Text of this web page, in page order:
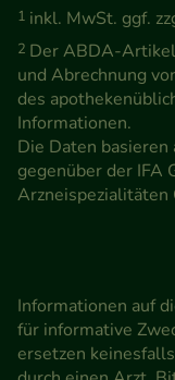
1 inkl. MwSt. ggf.
2 Der ABDA-
und Abrechnung
des
Informationen.
Die Daten
gegenüber der IFA
Arzneispezialitäten
Informationen auf
für informative
ersetzen